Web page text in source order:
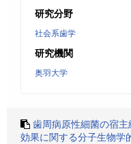
研究分野
社会系歯学
研究機関
奥羽大学
歯周病原性細菌の宿
効果に関する分子生物学